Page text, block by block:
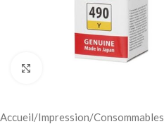
Accueil Impression Consommables